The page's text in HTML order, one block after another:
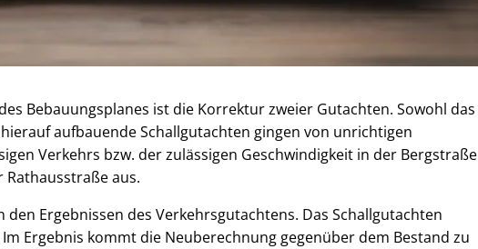
Bebauungsplanes ist die Korrektur zweier Gutachten. Sowohl das
aufbauende Schallgutachten gingen von unrichtigen
Verkehrs bzw. der zulässigen Geschwindigkeit in der Bergstraße
aus.
Ergebnissen des Verkehrsgutachtens. Das Schallgutachten
Ergebnis kommt die Neuberechnung gegenüber dem Bestand zu